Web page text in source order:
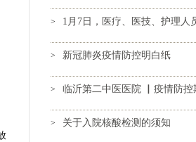
> 1月7日，医疗、医技、护理人
> 新冠肺炎疫情防控明白纸
> 临沂第二中医医院 ▏疫情防控
> 关于入院核酸检测的须知